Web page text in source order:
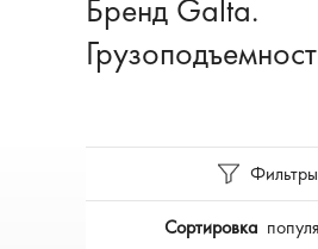
Бренд Galta.
Фильтры
Сортировка